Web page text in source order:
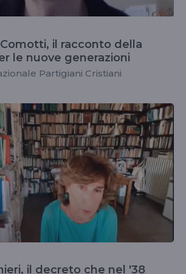
il racconto della
le nuove generazioni
Partigiani Cristiani
il decreto che nel '38